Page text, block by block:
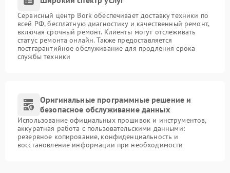
Сервисный центр Bork обеспечивает доставку техники по
всей РФ, бесплатную диагностику и качественный ремонт,
включая срочный ремонт. Клиенты могут отслеживать
статус ремонта онлайн. Также предоставляется
постгарантийное обслуживание для продления срока
службы техники
Оригинальные программные решение и
безопасное обслуживание данных
Использование официальных прошивок и инструментов,
аккуратная работа с пользовательскими данными:
резервное копирование, конфиденциальность и
восстановление информации при необходимости